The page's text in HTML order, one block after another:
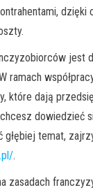
dzięki
jest
ramach
które dają
dowiedzieć
temat,
.
zasadach